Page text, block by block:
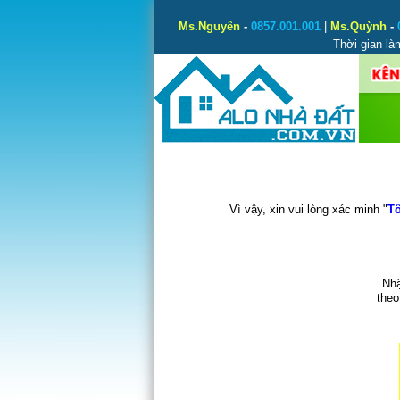
Ms.Nguyên- 0857.001.001| Ms.Quỳnh-
Thời gian
Vì vậy, xin vui lòng xác minh "